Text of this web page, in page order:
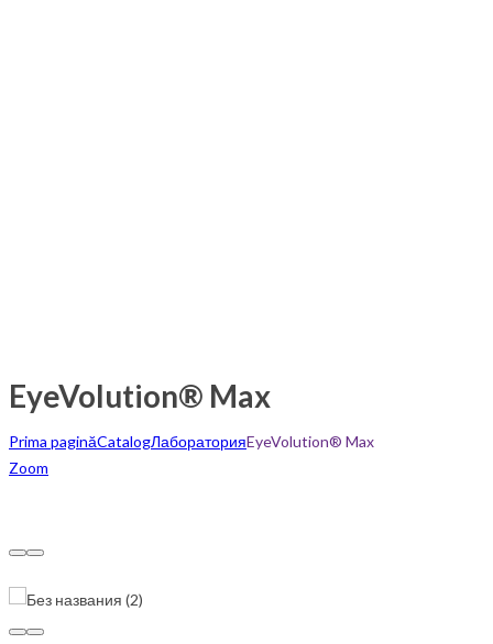
EyeVolution® Max
Prima paginăCatalogЛабораторияEyeVolution® Max
Zoom